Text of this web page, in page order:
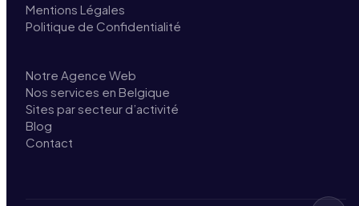
Mentions Légales
Politique de Confidentialité
Notre Agence Web
Nos services en Belgique
Sites par secteur d’activité
Blog
Contact